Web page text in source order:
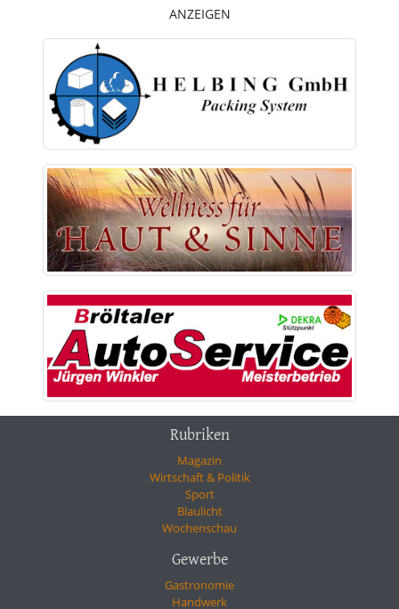
ANZEIGEN
Rubriken
Magazin
Wirtschaft & Politik
Sport
Blaulicht
Wochenschau
Gewerbe
Gastronomie
Handwerk